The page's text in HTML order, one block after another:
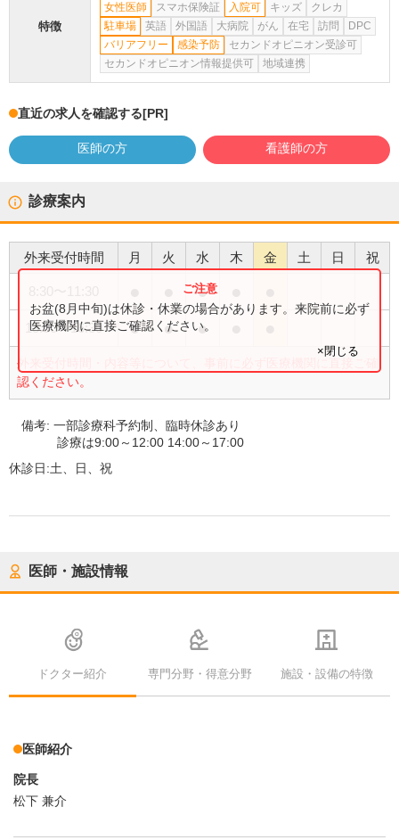
特徴
女性医師
スマホ保険証 入院可 キッズ
クレカ
駐車場
英語 外国語 大病院 がん 在宅 訪問
DPC
バリアフリー
感染予防
セカンドオピニオン受診可
セカンドオピニオン情報提供可
地域連携
直近の求人を確認する[PR]
医師の方 看護師の方
診療案内
外来受付時間 月 火 水 木 金 土 日 祝
●
13:30〜16:30 ● ● ●
外来受付時間・内容等について、事前に必ず医療機関に直接ご確
認ください。
お盆(8月中旬)は休診・休業の場合があります。来院前に必ず
医療機関に直接ご確認ください。
×閉じる
備考:一部診療科予約制、臨時休診あり
診療は9:00～12:00 14:00～17:00
休診日:土、日、祝
医師・施設情報
ドクター紹介 専門分野・得意分野 施設・設備の特徴
医師紹介
院長
松下 兼介